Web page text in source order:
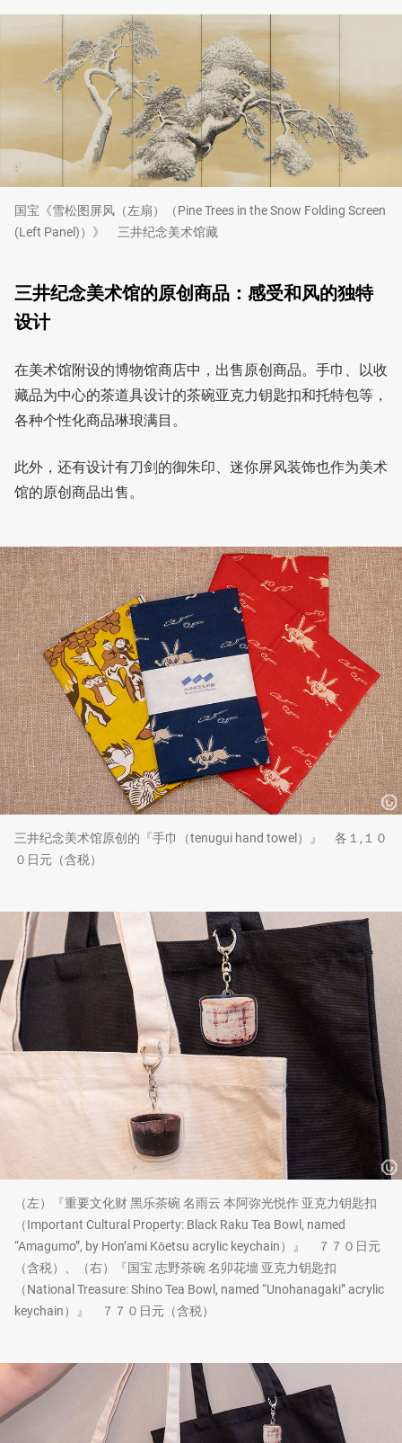
国宝《雪松图屏风（左扇）（Pine Trees in the Snow Folding Screen
(Left Panel)）》 三井纪念美术馆藏
三井纪念美术馆的原创商品：感受和风的独特
设计
在美术馆附设的博物馆商店中，出售原创商品。手巾、以收
藏品为中心的茶道具设计的茶碗亚克力钥匙扣和托特包等，
各种个性化商品琳琅满目。
此外，还有设计有刀剑的御朱印、迷你屏风装饰也作为美术
馆的原创商品出售。
三井纪念美术馆原创的『手巾（tenugui hand towel）』 各１,１０
０日元（含税）
（左）『重要文化财 黑乐茶碗 名雨云 本阿弥光悦作 亚克力钥匙扣
（Important Cultural Property: Black Raku Tea Bowl, named
“Amagumo”, by Hon’ami Kōetsu acrylic keychain）』 ７７０日元
（含税）、（右）『国宝 志野茶碗 名卯花墻 亚克力钥匙扣
（National Treasure: Shino Tea Bowl, named “Unohanagaki” acrylic
keychain）』 ７７０日元（含税）